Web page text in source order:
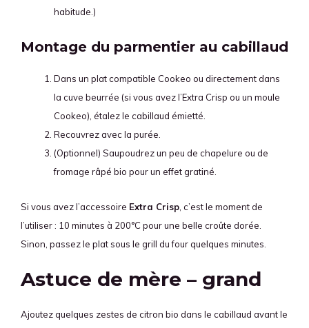
habitude.)
Montage du parmentier au cabillaud
Dans un plat compatible Cookeo ou directement dans
la cuve beurrée (si vous avez l’Extra Crisp ou un moule
Cookeo), étalez le cabillaud émietté.
Recouvrez avec la purée.
(Optionnel) Saupoudrez un peu de chapelure ou de
fromage râpé bio pour un effet gratiné.
Si vous avez l’accessoire Extra Crisp , c’est le moment de
l’utiliser : 10 minutes à 200°C pour une belle croûte dorée.
Sinon, passez le plat sous le grill du four quelques minutes.
Astuce de mère – grand
Ajoutez quelques zestes de citron bio dans le cabillaud avant le